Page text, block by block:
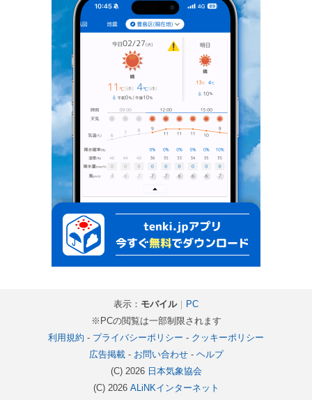
表示： モバイル｜
PC
※PCの閲覧は一部制限されます
利用規約 - プライバシーポリシー - クッキーポリシー
広告掲載- お問い合わせ- ヘルプ
(C) 2026 日本気象協会
(C) 2026 ALiNKインターネット